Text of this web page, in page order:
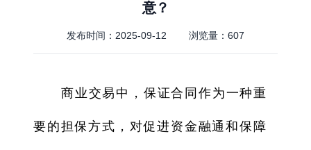
意？
发布时间：2025-09-12 浏览量： 607
商业交易中，保证合同作为一种重
要的担保方式，对促进资金融通和保障